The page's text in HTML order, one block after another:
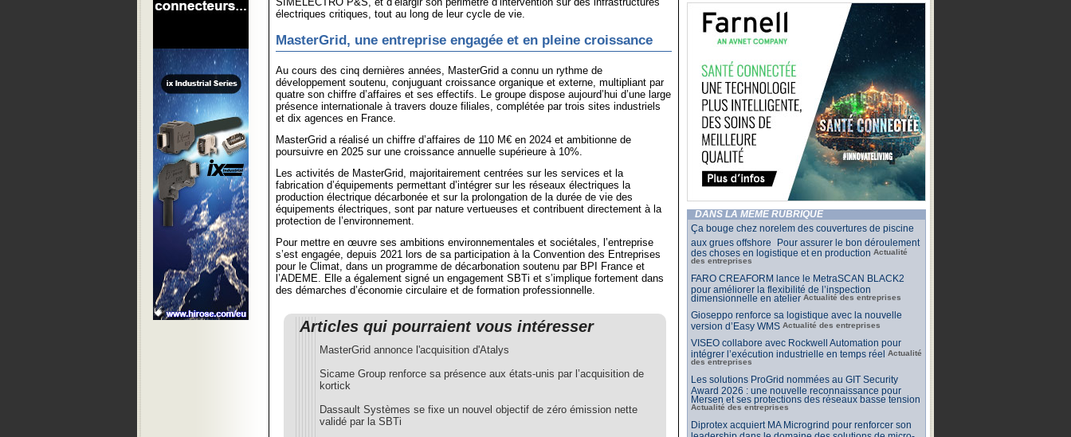
électriques critiques, tout au long de leur cycle de vie.
MasterGrid, une entreprise engagée et en pleine croissance
Au cours des cinq dernières années, MasterGrid a connu un rythme de
développement soutenu, conjuguant croissance organique et externe, multipliant par
quatre son chiffre d’affaires et ses effectifs. Le groupe dispose aujourd’hui d’une large
présence internationale à travers douze filiales, complétée par trois sites industriels
et dix agences en France.
MasterGrid a réalisé un chiffre d’affaires de 110 M€ en 2024 et ambitionne de
poursuivre en 2025 sur une croissance annuelle supérieure à 10%.
Les activités de MasterGrid, majoritairement centrées sur les services et la
fabrication d’équipements permettant d’intégrer sur les réseaux électriques la
production électrique décarbonée et sur la prolongation de la durée de vie des
équipements électriques, sont par nature vertueuses et contribuent directement à la
protection de l’environnement.
Pour mettre en œuvre ses ambitions environnementales et sociétales, l’entreprise
s’est engagée, depuis 2021 lors de sa participation à la Convention des Entreprises
pour le Climat, dans un programme de décarbonation soutenu par BPI France et
l’ADEME. Elle a également signé un engagement SBTi et s’implique fortement dans
des démarches d’économie circulaire et de formation professionnelle.
Articles qui pourraient vous intéresser
MasterGrid annonce l'acquisition d'Atalys
Sicame Group renforce sa présence aux états-unis par l’acquisition de
kortick
Dassault Systèmes se fixe un nouvel objectif de zéro émission nette
validé par la SBTi
DANS LA MÊME RUBRIQUE
Ça bouge chez norelem des couvertures de piscine
aux grues offshore Pour assurer le bon déroulement
des choses en logistique et en production Actualité
des entreprises
FARO CREAFORM lance le MetraSCAN BLACK2
pour améliorer la flexibilité de l’inspection
dimensionnelle en atelier Actualité des entreprises
Gioseppo renforce sa logistique avec la nouvelle
version d’Easy WMS Actualité des entreprises
VISEO collabore avec Rockwell Automation pour
intégrer l’exécution industrielle en temps réel Actualité
des entreprises
Les solutions ProGrid nommées au GIT Security
Award 2026 : une nouvelle reconnaissance pour
Mersen et ses protections des réseaux basse tension
Actualité des entreprises
Diprotex acquiert MA Microgrind pour renforcer son
leadership dans le domaine des solutions de micro-